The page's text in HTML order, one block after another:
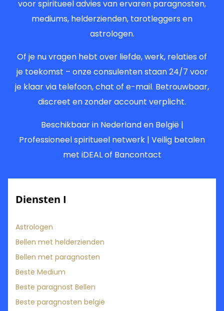
voor spiritueel advies van ervaren paragnosten,
mediums, helderzienden, tarotleggers en
astrologen.
Of je nu vragen hebt over liefde, werk, relaties of
je toekomst – onze consulenten staan 24/7 voor
je klaar via telefoon, chat of e-mail. Betrouwbaar,
discreet en zonder account verplicht.
Beschikbaar in Nederland en België |
Professioneel spiritueel netwerk | Veilig betalen
met iDEAL of Bancontact
Diensten I
Astrologen
Bellen met helderzienden
Bellen met paragnosten
Beste Medium
Beste paragnost Bellen
Beste paragnosten belgië